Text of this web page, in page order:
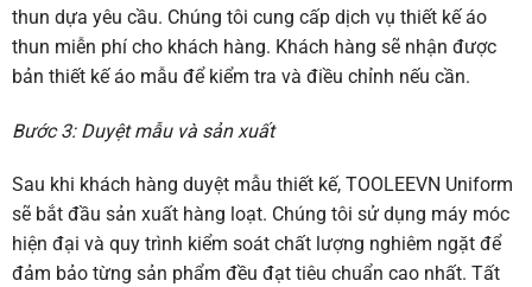
thun dựa yêu cầu. Chúng tôi cung cấp dịch vụ thiết kế áo
thun miễn phí cho khách hàng. Khách hàng sẽ nhận được
bản thiết kế áo mẫu để kiểm tra và điều chỉnh nếu cần.
Bước 3: Duyệt mẫu và sản xuất
Sau khi khách hàng duyệt mẫu thiết kế, TOOLEEVN Uniform
sẽ bắt đầu sản xuất hàng loạt. Chúng tôi sử dụng máy móc
hiện đại và quy trình kiểm soát chất lượng nghiêm ngặt để
đảm bảo từng sản phẩm đều đạt tiêu chuẩn cao nhất. Tất